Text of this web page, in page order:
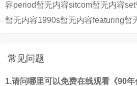
容period暂无内容sitcom暂无内容
暂无内容1990s暂无内容featuring暂
常见问题
1.请问哪里可以免费在线观看《90